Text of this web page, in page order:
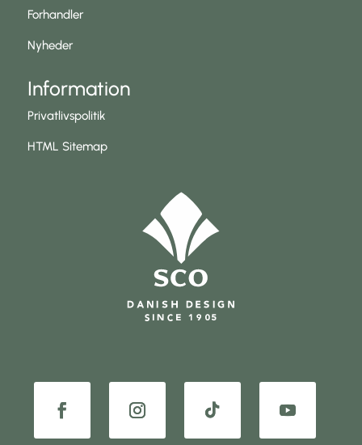
Forhandler
Nyheder
Information
Privatlivspolitik
HTML Sitemap